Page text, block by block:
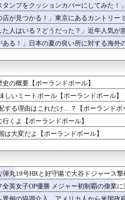
で噛むの？」ペットに毎日言ってるけど
海外騒然！（海外の反応）
て世界が騒然！←「絶対に意図的なキ
ボール】
はどうしたらいいんだ？ → 「現代の...
よう」「ありえない」「うらやましい
ンプをクッションカバーにしてみた
が見つかる！」東京にあるカントリ
人はいる？どうだった？」近年人気が
る！」日本の夏の良い所に対する海外
の概要【ポーランドボール】
しいミートボール【ポーランドボール】
する理由はこれだけ…？【ポーランドボ
くよ【ポーランドボール】
は大変だよ【ポーランドボール】
丸19号HRと好守備で大谷ドジャース
英女子OP優勝 メジャー初制覇の偉業